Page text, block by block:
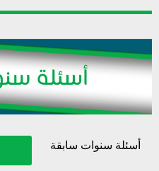
أسئلة سنوات سابقة